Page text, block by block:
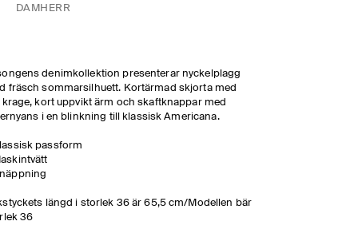
DAM HERR
denimkollektion presenterar nyckelplagg
fräsch sommarsilhuett. Kortärmad skjorta med
krage, kort uppvikt ärm och skaftknappar med
i en blinkning till klassisk Americana.
passform
längd i storlek 36 är 65,5 cm/Modellen bär
36